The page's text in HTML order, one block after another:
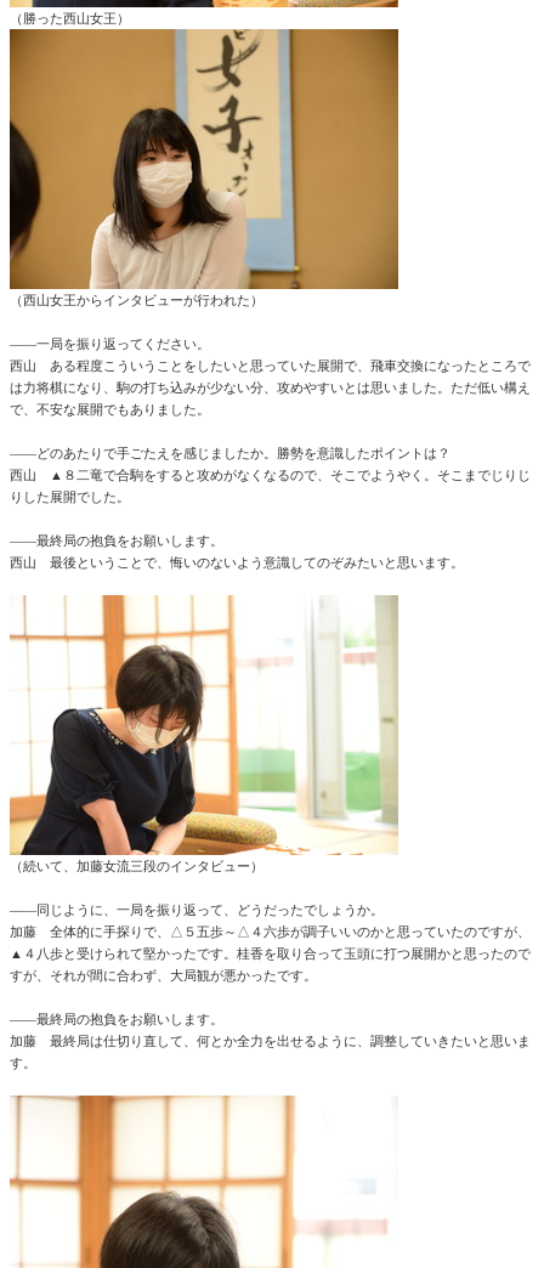
（勝った西山女王）
（西山女王からインタビューが行われた）
――一局を振り返ってください。
西山 ある程度こういうことをしたいと思っていた展開で、飛車交換になったところで
は力将棋になり、駒の打ち込みが少ない分、攻めやすいとは思いました。ただ低い構え
で、不安な展開でもありました。
――どのあたりで手ごたえを感じましたか。勝勢を意識したポイントは？
西山 ▲８二竜で合駒をすると攻めがなくなるので、そこでようやく。そこまでじりじ
りした展開でした。
――最終局の抱負をお願いします。
西山 最後ということで、悔いのないよう意識してのぞみたいと思います。
（続いて、加藤女流三段のインタビュー）
――同じように、一局を振り返って、どうだったでしょうか。
加藤 全体的に手探りで、△５五歩～△４六歩が調子いいのかと思っていたのですが、
▲４八歩と受けられて堅かったです。桂香を取り合って玉頭に打つ展開かと思ったので
すが、それが間に合わず、大局観が悪かったです。
――最終局の抱負をお願いします。
加藤 最終局は仕切り直して、何とか全力を出せるように、調整していきたいと思いま
す。